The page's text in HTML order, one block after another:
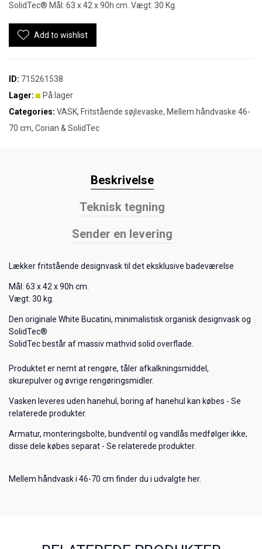
SolidTec® Mål: 63 x 42 x 90h cm. Vægt: 30 Kg.
Add to wishlist
ID: 715261538
Lager:
På lager
Categories: VASK, Fritstående søjlevaske, Mellem håndvaske 46-
70 cm, Corian & SolidTec
Beskrivelse
Teknisk tegning
Sender en levering
Lækker fritstående designvask til det eksklusive badeværelse
Mål: 63 x 42 x 90h cm.
Vægt: 30 kg.
Den originale White Bucatini, minimalistisk organisk designvask og
SolidTec®
SolidTec består af massiv mathvid solid overflade.
Produktet er nemt at rengøre, tåler afkalkningsmiddel,
skurepulver og øvrige rengøringsmidler.
Vasken leveres uden hanehul, boring af hanehul kan købes - Se
relaterede produkter.
Armatur, monteringsbolte, bundventil og vandlås medfølger ikke,
disse dele købes separat - Se relaterede produkter.
Mellem håndvask i 46-70 cm finder du i udvalgte her.